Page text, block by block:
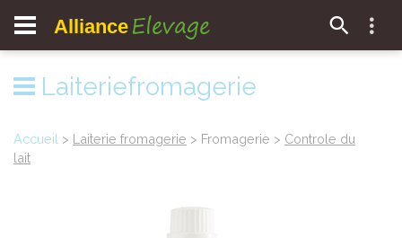
Alliance Elevage
Laiteriefromagerie
Accueil > Laiterie fromagerie > Fromagerie > Controle du
lait